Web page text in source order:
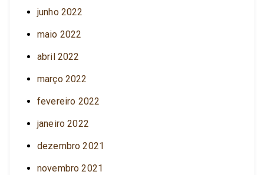
junho 2022
maio 2022
abril 2022
março 2022
fevereiro 2022
janeiro 2022
dezembro 2021
novembro 2021